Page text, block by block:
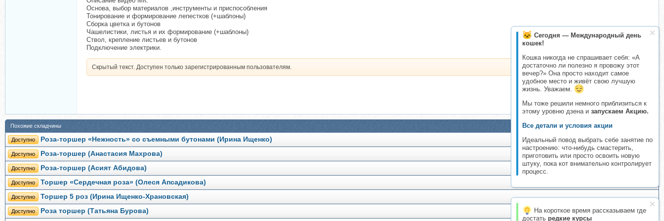
Сегодня — Международный день
кошек!
Кошка никогда не спрашивает себя: «А
достаточно ли полезно я провожу этот
вечер?» Она просто находит самое
удобное место и живёт свою лучшую
жизнь. Уважаем.
Мы тоже решили немного приблизиться к
этому уровню дзена и запускаем Акцию.
Все детали и условия акции
Идеальный повод выбрать себе занятие по
настроению: что-нибудь смастерить,
приготовить или просто освоить новую
штуку, пока кот внимательно контролирует
процесс.
На короткое время рассказываем где
достать редкие курсы
Основа, выбор материалов ,инструменты и приспособления
Тонирование и формирование лепестков (+шаблоны)
Сборка цветка и бутонов
Чашелистики, листья и их формирование (+шаблоны)
Ствол, крепление листьев и бутонов
Подключение электрики.
Скрытый текст. Доступен только зарегистрированным пользователям.
Похожие складчины
Доступно Роза-торшер «Нежность» со съемными бутонами (Ирина Ищенко)
Доступно Роза-торшер (Анастасия Махрова)
Доступно Роза-торшер (Асият Абидова)
Доступно Торшер «Сердечная роза» (Олеся Апсадикова)
Доступно Торшер 5 роз (Ирина Ищенко-Храновская)
Доступно Роза торшер (Татьяна Бурова)